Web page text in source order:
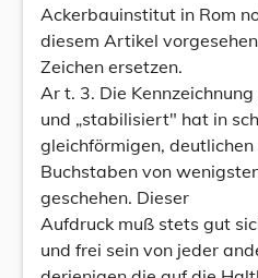
Ackerbauinstitut in Rom
diesem Artikel
Zeichen ersetzen.
Ar t. 3. Die
und „stabilisiert" hat in
gleichförmigen,
Buchstaben von
geschehen. Dieser
Aufdruck muß stets gut
und frei sein von jeder